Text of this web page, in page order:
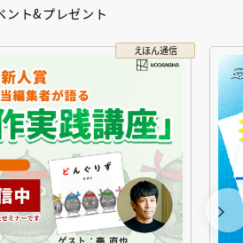
ント&プレゼント
えほん通信